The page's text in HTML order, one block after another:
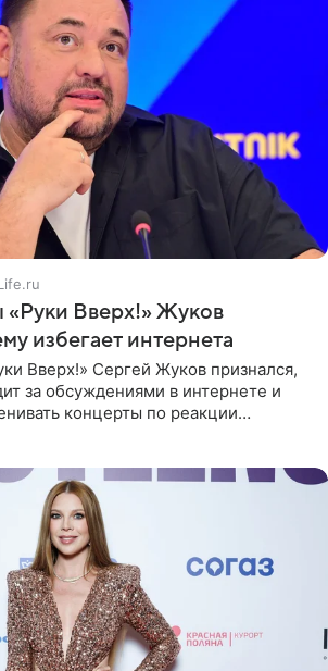
Вверх!» Жуков
избегает интернета
Вверх!» Сергей Жуков признался,
за обсуждениями в интернете и
концерты по реакции